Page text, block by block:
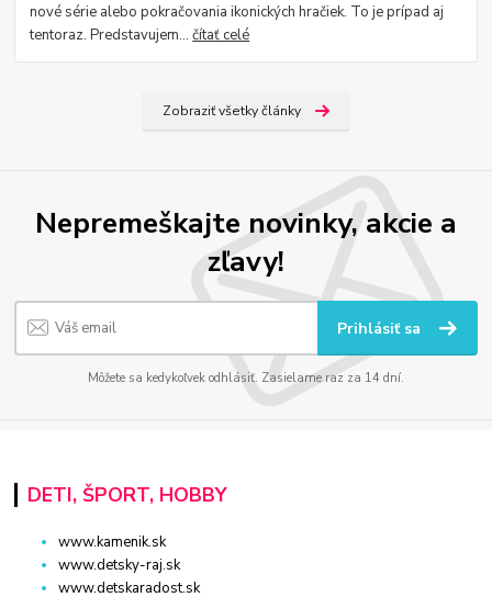
nové série alebo pokračovania ikonických hračiek. To je prípad aj
tentoraz. Predstavujem...čítať celé
Zobraziť všetky články
Nepremeškajte novinky, akcie a
zľavy!
Prihlásiť sa
Môžete sa kedykoľvek odhlásiť. Zasielame raz za 14 dní.
DETI, ŠPORT, HOBBY
www.kamenik.sk
www.detsky-raj.sk
www.detskaradost.sk